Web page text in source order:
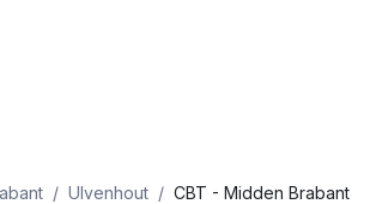
/ Ulvenhout / CBT - Midden Brabant